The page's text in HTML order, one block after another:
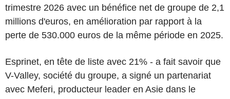
trimestre 2026 avec un bénéfice net de groupe de 2,1
millions d'euros, en amélioration par rapport à la
perte de 530.000 euros de la même période en 2025.
Esprinet, en tête de liste avec 21% - a fait savoir que
V-Valley, société du groupe, a signé un partenariat
avec Meferi, producteur leader en Asie dans le